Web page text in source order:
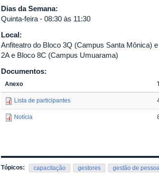
Dias da Semana:
Quinta-feira - 08:30 às 11:30
Local:
Anfiteatro do Bloco 3Q (Campus Santa Mônica)
2A e Bloco 8C (Campus Umuarama)
Documentos:
Anexo
Lista de participantes
Notícia
Tópicos: capacitação gestores gestão de